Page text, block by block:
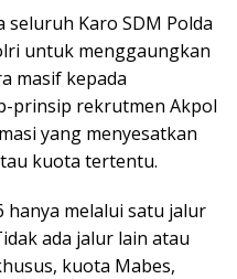
seluruh Karo SDM Polda
untuk menggaungkan
masif kepada
prinsip rekrutmen Akpol
yang menyesatkan
kuota tertentu.
hanya melalui satu jalur
ada jalur lain atau
kuota Mabes,